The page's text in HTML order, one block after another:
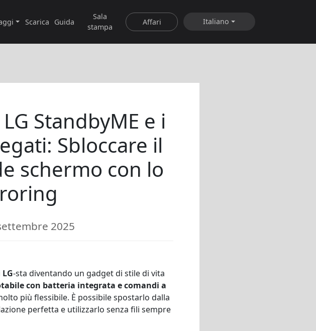
Scarica Guida
Sala
stampa
Affari Italiano
StandbyME e i
Sbloccare il
schermo con lo
2025
-sta diventando un gadget di stile di vita
con batteria integrata e comandi a
più flessibile. È possibile spostarlo dalla
perfetta e utilizzarlo senza fili sempre